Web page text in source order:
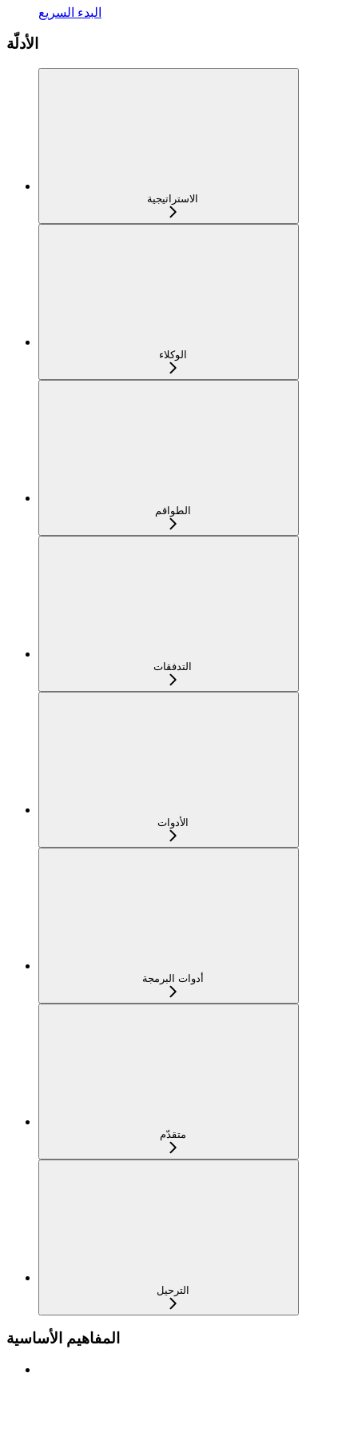
البدء السريع
الأدلّة
الاستراتيجية
الوكلاء
الطواقم
التدفقات
الأدوات
أدوات البرمجة
متقدّم
الترحيل
المفاهيم الأساسية